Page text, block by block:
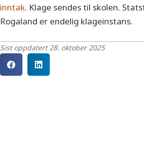
inntak. Klage sendes til skolen.
Rogaland er endelig klageinstans.
Sist oppdatert 28. oktober 2025